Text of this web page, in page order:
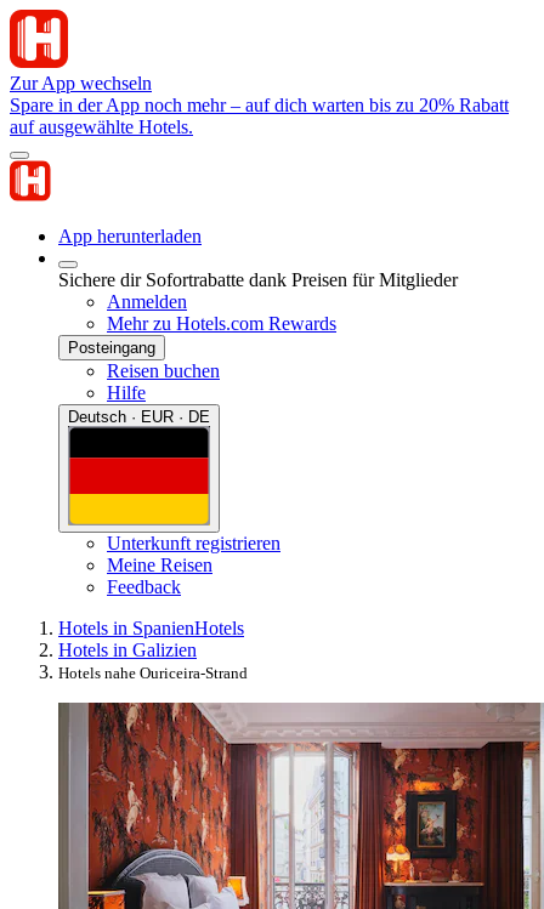
Zur App wechseln
Spare in der App noch mehr – auf dich warten bis zu 20% Rabatt
auf ausgewählte Hotels.
App herunterladen
Sichere dir Sofortrabatte dank Preisen für Mitglieder
Anmelden
Mehr zu Hotels.com Rewards
Posteingang
Reisen buchen
Hilfe
Deutsch · EUR · DE
Unterkunft registrieren
Meine Reisen
Feedback
Hotels in SpanienHotels
Hotels in Galizien
Hotels nahe Ouriceira-Strand